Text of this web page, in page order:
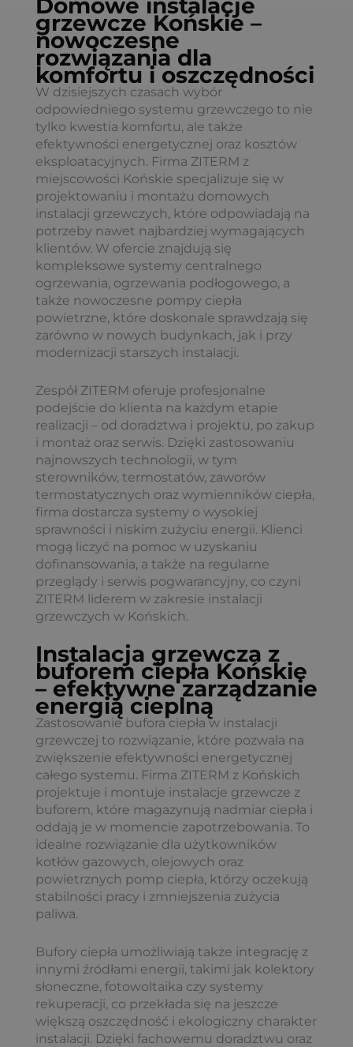
Domowe instalacje
grzewcze Końskie –
nowoczesne
rozwiązania dla
komfortu i oszczędności
W dzisiejszych czasach wybór
odpowiedniego systemu grzewczego to nie
tylko kwestia komfortu, ale także
efektywności energetycznej oraz kosztów
eksploatacyjnych. Firma ZITERM z
miejscowości Końskie specjalizuje się w
projektowaniu i montażu domowych
instalacji grzewczych, które odpowiadają na
potrzeby nawet najbardziej wymagających
klientów. W ofercie znajdują się
kompleksowe systemy centralnego
ogrzewania, ogrzewania podłogowego, a
także nowoczesne pompy ciepła
powietrzne, które doskonale sprawdzają się
zarówno w nowych budynkach, jak i przy
modernizacji starszych instalacji.
Zespół ZITERM oferuje profesjonalne
podejście do klienta na każdym etapie
realizacji – od doradztwa i projektu, po zakup
i montaż oraz serwis. Dzięki zastosowaniu
najnowszych technologii, w tym
sterowników, termostatów, zaworów
termostatycznych oraz wymienników ciepła,
firma dostarcza systemy o wysokiej
sprawności i niskim zużyciu energii. Klienci
mogą liczyć na pomoc w uzyskaniu
dofinansowania, a także na regularne
przeglądy i serwis pogwarancyjny, co czyni
ZITERM liderem w zakresie instalacji
grzewczych w Końskich.
Instalacja grzewcza z
buforem ciepła Końskie
– efektywne zarządzanie
energią cieplną
Zastosowanie bufora ciepła w instalacji
grzewczej to rozwiązanie, które pozwala na
zwiększenie efektywności energetycznej
całego systemu. Firma ZITERM z Końskich
projektuje i montuje instalacje grzewcze z
buforem, które magazynują nadmiar ciepła i
oddają je w momencie zapotrzebowania. To
idealne rozwiązanie dla użytkowników
kotłów gazowych, olejowych oraz
powietrznych pomp ciepła, którzy oczekują
stabilności pracy i zmniejszenia zużycia
paliwa.
Bufory ciepła umożliwiają także integrację z
innymi źródłami energii, takimi jak kolektory
słoneczne, fotowoltaika czy systemy
rekuperacji, co przekłada się na jeszcze
większą oszczędność i ekologiczny charakter
instalacji. Dzięki fachowemu doradztwu oraz